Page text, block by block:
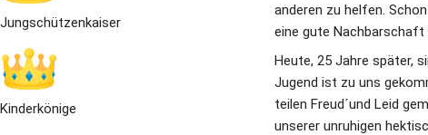
Jungschützenkaiser
Kinderkönige
anderen zu helfen.
eine gute Nachbarschaft
Heute, 25 Jahre später,
Jugend ist zu uns
teilen Freud´und Leid
unserer unruhigen